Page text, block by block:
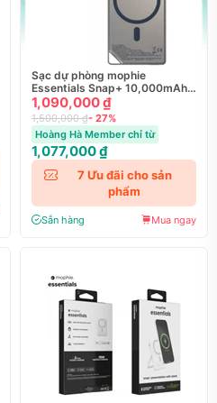
Sạc dự phòng mophie
Essentials Snap+ 10,000mAh
Metallic - 401116530
1,090,000 ₫
1,500,000 ₫- 27%
Hoàng Hà Member chỉ từ
1,077,000 ₫
7 Ưu đãi cho sản
phẩm
Sẵn hàng Mua ngay